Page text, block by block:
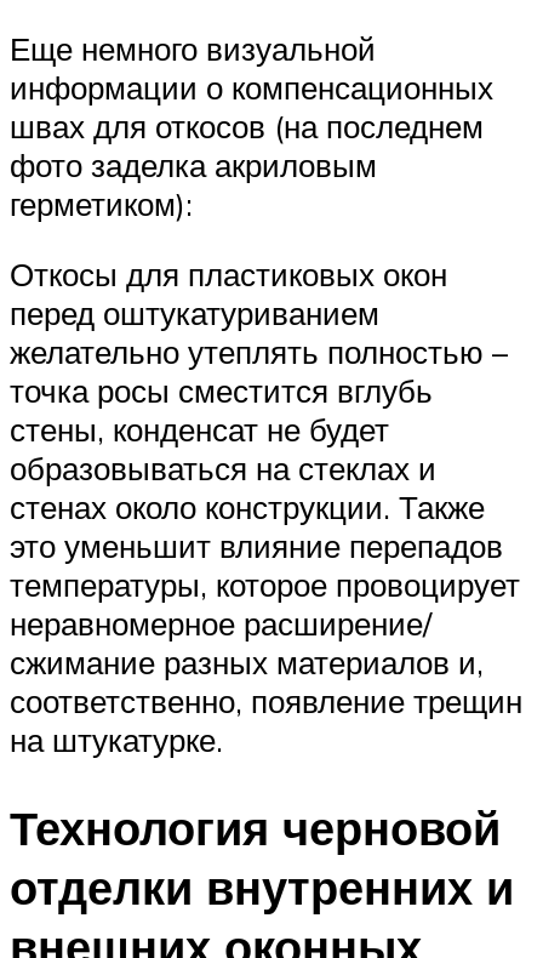
Еще немного визуальной
информации о компенсационных
швах для откосов (на последнем
фото заделка акриловым
герметиком):
Откосы для пластиковых окон
перед оштукатуриванием
желательно утеплять полностью –
точка росы сместится вглубь
стены, конденсат не будет
образовываться на стеклах и
стенах около конструкции. Также
это уменьшит влияние перепадов
температуры, которое провоцирует
неравномерное расширение/
сжимание разных материалов и,
соответственно, появление трещин
на штукатурке.
Технология черновой
отделки внутренних и